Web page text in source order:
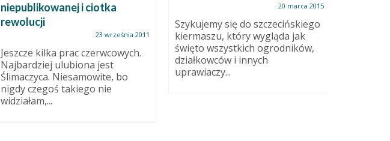
niepublikowanej i ciotka
rewolucji
23 września 2011
Jeszcze kilka prac czerwcowych.
Najbardziej ulubiona jest
Ślimaczyca. Niesamowite, bo
nigdy czegoś takiego nie
widziałam,...
20 marca 2015
Szykujemy się do szczecińskiego
kiermaszu, który wygląda jak
święto wszystkich ogrodników,
działkowców i innych
uprawiaczy...